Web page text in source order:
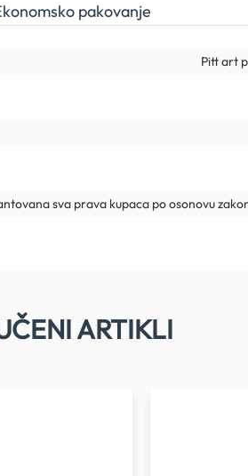
pakovanje
Pitt art
sva prava kupaca po osonovu
ARTIKLI